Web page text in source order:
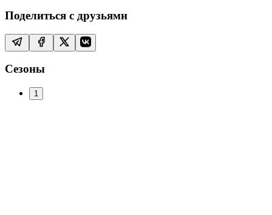
Поделиться с друзьями
Сезоны
1